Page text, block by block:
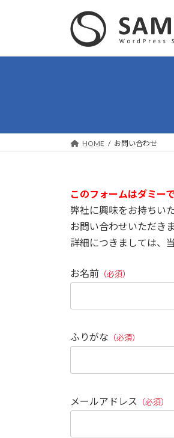
プ
動
HOME お問い合わせ
このフォームはダミー
弊社に興味をお持ちい
お問い合わせいただき
詳細につきましては、
お名前 （必須）
ふりがな （必須）
メールアドレス （必須）